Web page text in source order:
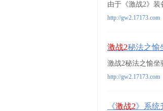
由于《激战2》装
http://gw2.17173.com
激战2秘法之愉
激战2秘法之愉坐
http://gw2.17173.com
《激战2》系统